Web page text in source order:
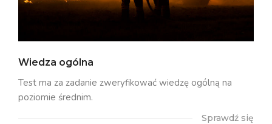
Wiedza ogólna
Test ma za zadanie zweryfikować wiedzę ogólną na
poziomie średnim.
Sprawdź się